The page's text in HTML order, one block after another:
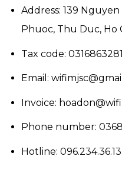
Address: 139
Phuoc, Thu Duc, Ho
Tax code: 0316863281
Email:
Invoice:
Phone number:
Hotline: 096.234.36.13